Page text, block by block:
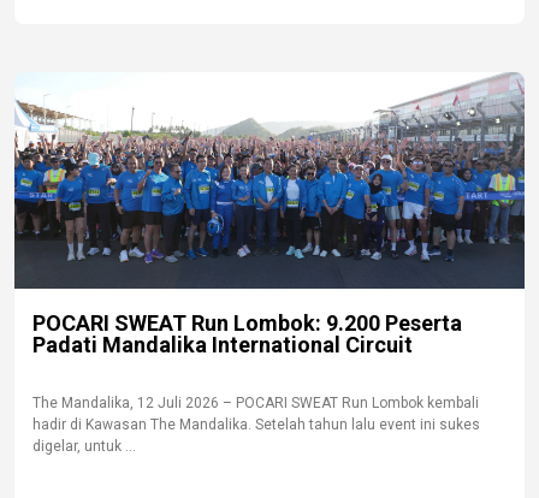
POCARI SWEAT Run Lombok: 9.200 Peserta
Padati Mandalika International Circuit
The Mandalika, 12 Juli 2026 – POCARI SWEAT Run Lombok kembali
hadir di Kawasan The Mandalika. Setelah tahun lalu event ini sukes
digelar, untuk ...